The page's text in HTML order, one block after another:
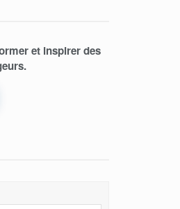
et inspirer des